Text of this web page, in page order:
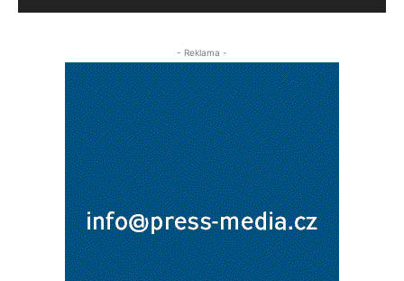
- Reklama -